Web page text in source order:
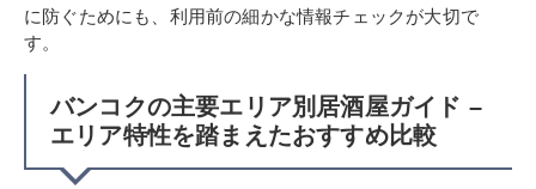
に防ぐためにも、利用前の細かな情報チェックが大切で
す。
バンコクの主要エリア別居酒屋ガイド –
エリア特性を踏まえたおすすめ比較